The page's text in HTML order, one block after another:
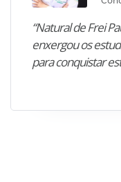
“Natural de Frei
enxergou os
para conquistar